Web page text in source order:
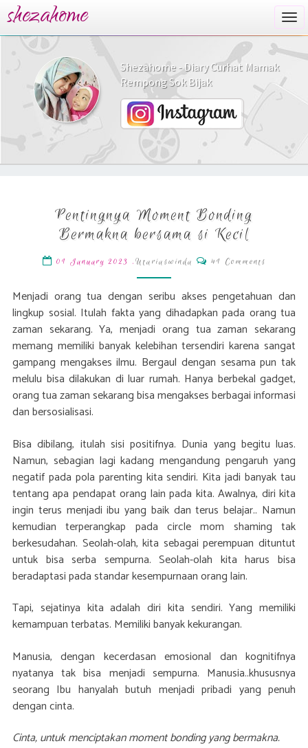
shezahome
Shezahome - Diary Curhat Mamak
Rempong Sok Bijak
Moment
Bonding
Bermakna
bersama
si
Kecil
Pentingnya Moment Bonding
Bermakna bersama si Kecil
01 January 2023 ,Utariaswinda Comments
41 Comments
Menjadi orang tua dengan seribu akses pengetahuan dan
lingkup sosial. Itulah fakta yang dihadapkan pada orang tua
zaman sekarang. Ya, menjadi orang tua zaman sekarang
memang memiliki banyak kelebihan tersendiri karena sangat
gampang mengakses ilmu. Bergaul dengan sesama pun tak
melulu bisa dilakukan di luar rumah. Hanya berbekal gadget,
orang tua zaman sekarang bisa mengakses berbagai informasi
dan bersosialisasi.
Bisa dibilang, itulah sisi positifnya. Dunia yang begitu luas.
Namun, sebagian lagi kadang mengandung pengaruh yang
negatif pada pola parenting kita sendiri. Kita jadi banyak tau
tentang apa pendapat orang lain pada kita. Awalnya, diri kita
ingin terus menjadi ibu yang baik dan terus belajar.. Namun
kemudian terperangkap pada circle mom shaming tak
berkesudahan. Seolah-olah, kita sebagai perempuan dituntut
untuk bisa serba sempurna. Seolah-olah kita harus bisa
beradaptasi pada standar kesempurnaan orang lain.
Tapi, sejatinya kita adalah diri kita sendiri. Yang memiliki
kemampuan terbatas. Memiliki banyak kekurangan.
Manusia, dengan kecerdasan emosional dan kognitifnya
nyatanya tak bisa menjadi sempurna. Manusia..khususnya
seorang Ibu hanyalah butuh menjadi pribadi yang penuh
dengan cinta.
Cinta, untuk menciptakan moment bonding yang bermakna.